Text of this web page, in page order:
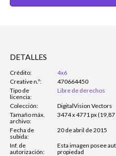
DETALLES
Crédito:
4x6
Creative n.º:
470664450
Tipo de
licencia:
Libre de derechos
Colección:
DigitalVision Vectors
Tamaño máx.
archivo:
3474 x 4771 px
Fecha de
subida:
20 de abril de 2015
Inf. de
autorización:
Esta imagen posee
propiedad